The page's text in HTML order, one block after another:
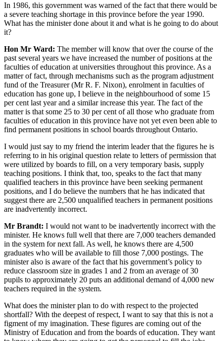
In 1986, this government was warned of the fact that there would be
a severe teaching shortage in this province before the year 1990.
What has the minister done about it and what is he going to do about
it?
Hon Mr Ward: The member will know that over the course of the
past several years we have increased the number of positions at the
faculties of education at universities throughout this province. As a
matter of fact, through mechanisms such as the program adjustment
fund of the Treasurer (Mr R. F. Nixon), enrolment in faculties of
education has gone up, I believe in the neighbourhood of some 15
per cent last year and a similar increase this year. The fact of the
matter is that some 25 to 30 per cent of all those who graduate from
faculties of education in this province have not yet even been able to
find permanent positions in school boards throughout Ontario.
I would just say to my friend the interim leader that the figures he is
referring to in his original question relate to letters of permission that
were utilized by boards to fill, on a very temporary basis, supply
teaching positions. I think that, too, speaks to the fact that many
qualified teachers in this province have been seeking permanent
positions, and I do believe the numbers that he has indicated that
suggest there are 2,500 unqualified teachers in permanent positions
are inadvertently incorrect.
Mr Brandt: I would not want to be inadvertently incorrect with the
minister. He knows full well that there are 7,000 teachers demanded
in the system for next fall. As well, he knows there are 4,500
graduates who will be available to fill those 7,000 postings. The
minister also is aware of the fact that his government’s policy to
reduce classroom size in grades 1 and 2 from an average of 30
pupils to approximately 20 puts an additional demand of 4,000 new
teachers required in the system.
What does the minister plan to do with respect to the projected
shortfall? With the deepest of respect, I want to say that this is not a
figment of my imagination. These figures are coming out of the
Ministry of Education and from the boards of education. They want